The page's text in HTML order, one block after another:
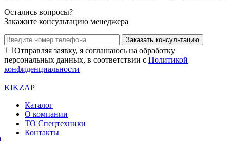
Остались вопросы?
Закажите консультацию менеджера
Заказать консультацию
Отправляя заявку, я соглашаюсь на обработку
персональных данных, в соответствии с Политикой
конфиденциальности
KIKZAP
Каталог
О компании
ТО Спецтехники
Контакты